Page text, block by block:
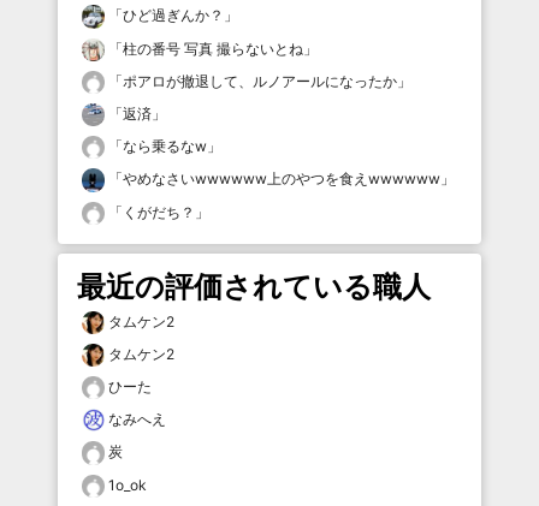
「ひど過ぎんか？ 」
「柱の番号 写真 撮らないとね 」
「ポアロが撤退して、ルノアールになったか 」
「返済 」
「なら乗るなw 」
「やめなさいwwwwww上のやつを食えwwwwww 」
「 くがだち？ 」
最近の評価されている職人
タムケン2
タムケン2
ひーた
なみへえ
炭
1o_ok